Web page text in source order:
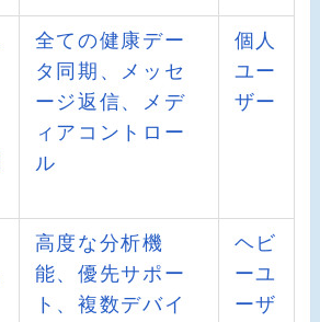
全ての健康デー
タ同期、メッセ
ージ返信、メデ
ィアコントロー
ル
個人
ユー
ザー
高度な分析機
能、優先サポー
ト、複数デバイ
ヘビ
ーユ
ーザ